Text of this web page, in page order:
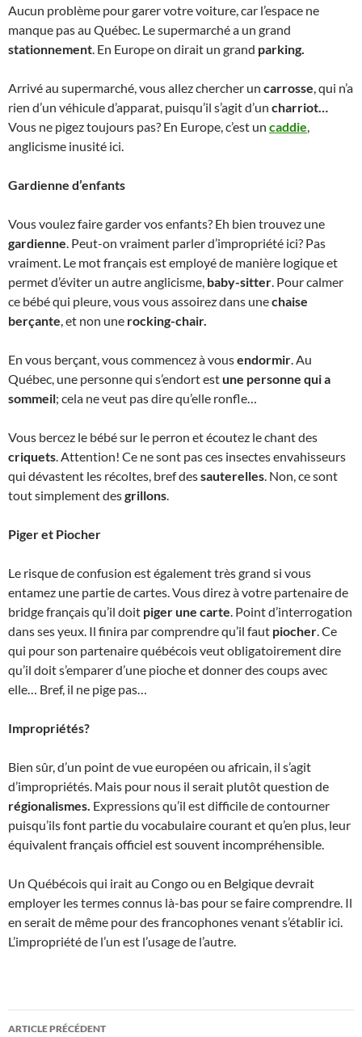
Aucun problème pour garer votre voiture, car l’espace ne
manque pas au Québec. Le supermarché a un grand
stationnement. En Europe on dirait un grand parking.
Arrivé au supermarché, vous allez chercher un carrosse, qui n’a
rien d’un véhicule d’apparat, puisqu’il s’agit d’un charriot…
Vous ne pigez toujours pas? En Europe, c’est un caddie,
anglicisme inusité ici.
Gardienne d’enfants
Vous voulez faire garder vos enfants? Eh bien trouvez une
gardienne. Peut-on vraiment parler d’impropriété ici? Pas
vraiment. Le mot français est employé de manière logique et
permet d’éviter un autre anglicisme, baby-sitter. Pour calmer
ce bébé qui pleure, vous vous assoirez dans unechaise
berçante, et non une rocking-chair.
En vous berçant, vous commencez à vousendormir. Au
Québec, une personne qui s’endort estune personne qui a
sommeil; cela ne veut pas dire qu’elle ronfle…
Vous bercez le bébé sur le perron et écoutez le chant des
criquets. Attention! Ce ne sont pas ces insectes envahisseurs
qui dévastent les récoltes, bref dessauterelles. Non, ce sont
tout simplement desgrillons.
Piger et Piocher
Le risque de confusion est également très grand si vous
entamez une partie de cartes. Vous direz à votre partenaire de
bridge français qu’il doit piger une carte. Point d’interrogation
dans ses yeux. Il finira par comprendre qu’il faut piocher. Ce
qui pour son partenaire québécois veut obligatoirement dire
qu’il doit s’emparer d’une pioche et donner des coups avec
elle… Bref, il ne pige pas…
Impropriétés?
Bien sûr, d’un point de vue européen ou africain, il s’agit
d’impropriétés. Mais pour nous il serait plutôt question de
régionalismes. Expressions qu’il est difficile de contourner
puisqu’ils font partie du vocabulaire courant et qu’en plus, leur
équivalent français officiel est souvent incompréhensible.
Un Québécois qui irait au Congo ou en Belgique devrait
employer les termes connus là-bas pour se faire comprendre. Il
en serait de même pour des francophones venant s’établir ici.
L’impropriété de l’un est l’usage de l’autre.
Navigation
ARTICLE PRÉCÉDENT